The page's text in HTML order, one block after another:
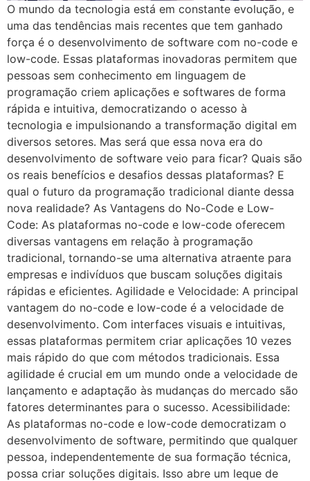
O mundo da tecnologia está em constante evolução, e
uma das tendências mais recentes que tem ganhado
força é o desenvolvimento de software com no-code e
low-code. Essas plataformas inovadoras permitem que
pessoas sem conhecimento em linguagem de
programação criem aplicações e softwares de forma
rápida e intuitiva, democratizando o acesso à
tecnologia e impulsionando a transformação digital em
diversos setores. Mas será que essa nova era do
desenvolvimento de software veio para ficar? Quais são
os reais benefícios e desafios dessas plataformas? E
qual o futuro da programação tradicional diante dessa
nova realidade? As Vantagens do No-Code e Low-
Code: As plataformas no-code e low-code oferecem
diversas vantagens em relação à programação
tradicional, tornando-se uma alternativa atraente para
empresas e indivíduos que buscam soluções digitais
rápidas e eficientes. Agilidade e Velocidade: A principal
vantagem do no-code e low-code é a velocidade de
desenvolvimento. Com interfaces visuais e intuitivas,
essas plataformas permitem criar aplicações 10 vezes
mais rápido do que com métodos tradicionais. Essa
agilidade é crucial em um mundo onde a velocidade de
lançamento e adaptação às mudanças do mercado são
fatores determinantes para o sucesso. Acessibilidade:
As plataformas no-code e low-code democratizam o
desenvolvimento de software, permitindo que qualquer
pessoa, independentemente de sua formação técnica,
possa criar soluções digitais. Isso abre um leque de